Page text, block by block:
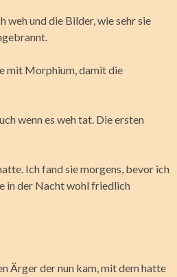
weh und die Bilder, wie sehr sie
mit Morphium, damit die
wenn es weh tat. Die ersten
Ich fand sie morgens, bevor ich
in der Nacht wohl friedlich
Ärger der nun kam, mit dem hatte